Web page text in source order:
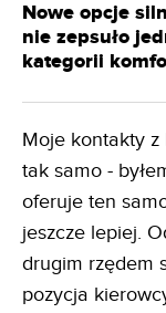
Nowe opcje
nie zepsuło
kategorii
Moje kontakty z
tak samo -
oferuje ten
jeszcze lepiej.
drugim rzędem
pozycja